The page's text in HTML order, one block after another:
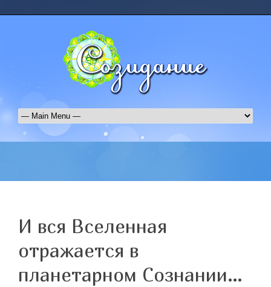
И вся Вселенная
отражается в
планетарном Сознании…